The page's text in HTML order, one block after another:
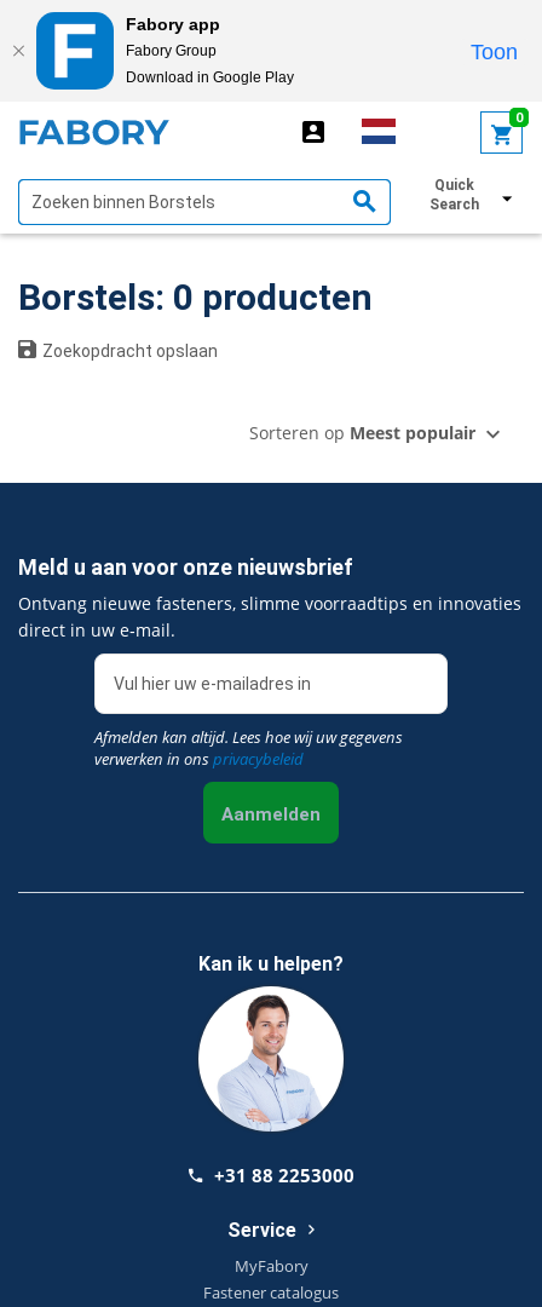
Fabory app
Fabory Group
Download in Google Play
Toon
0
Quick
Search
Borstels: 0 producten
Zoekopdracht opslaan
Sorteren op Meest populair
Meld u aan voor onze nieuwsbrief
Ontvang nieuwe fasteners, slimme voorraadtips en innovaties
direct in uw e‑mail.
Afmelden kan altijd. Lees hoe wij uw gegevens
verwerken in onsprivacybeleid
Aanmelden
Kan ik u helpen?
+31 88 2253000
Service
MyFabory
Fastener catalogus